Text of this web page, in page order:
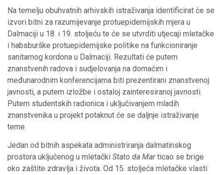
Na temelju obuhvatnih arhivskih istraživanja identificirat će se
izvori bitni za razumijevanje protuepidemijskih mjera u
Dalmaciji u 18. i 19. stoljeću te će se utvrditi utjecaji mletačke
i habsburške protuepidemijske politike na funkcioniranje
sanitarnog kordona u Dalmaciji. Rezultati će putem
znanstvenih radova i sudjelovanja na domaćim i
međunarodnim konferencijama biti prezentirani znanstvenoj
javnosti, a putem izložbe i ostaloj zainteresiranoj javnosti.
Putem studentskih radionica i uključivanjem mladih
znanstvenika u projekt potaknut će se daljnje istraživanje
teme.
Jedan od bitnih aspekata administriranja dalmatinskog
prostora uključenog u mletački Stato da Marticao se brige
oko zaštite zdravlja i života. Od 15. stoljeća mletačke vlasti